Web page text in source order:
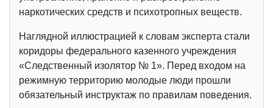
наркотических средств и психотропных веществ.
Наглядной иллюстрацией к словам эксперта стали
коридоры федерального казенного учреждения
«Следственный изолятор № 1». Перед входом на
режимную территорию молодые люди прошли
обязательный инструктаж по правилам поведения.